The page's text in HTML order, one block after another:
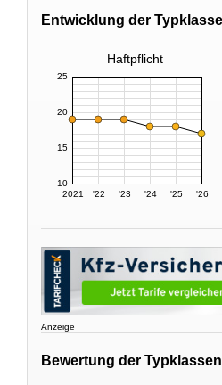
Entwicklung der
Haftpflicht
2021 '22 '23 '24 '25 '26
10
15
20
25
Anzeige
Bewertung der Typklassen